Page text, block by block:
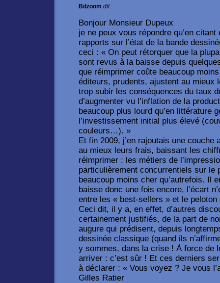
Bdzoom dit :
Bonjour Monsieur Dupeux
je ne peux vous répondre qu’en
rapports sur l’état de la bande
ceci : « On peut rétorquer que la
sont revus à la baisse depuis
que réimprimer coûte beaucoup
éditeurs, prudents, ajustent au mieux
trop subir les conséquences du taux
d’augmenter vu l’inflation de la
beaucoup plus lourd qu’en littérature
l’investissement initial plus élevé
couleurs…). »
Et fin 2009, j’en rajoutais une
au mieux leurs frais, baissant les
réimprimer : les métiers de
particulièrement concurrentiels sur le
beaucoup moins cher qu’autrefois. Il
baisse donc une fois encore, l’écart
entre les « best-sellers » et le
Ceci dit, il y a, en effet, d’autres
certainement justifiés, de la part de
augure qui prédisent, depuis
dessinée classique (quand ils
y sommes, dans la crise ! À force de
arriver : c’est sûr ! Et ces derniers
à déclarer : « Vous voyez ? Je vous
Gilles Ratier